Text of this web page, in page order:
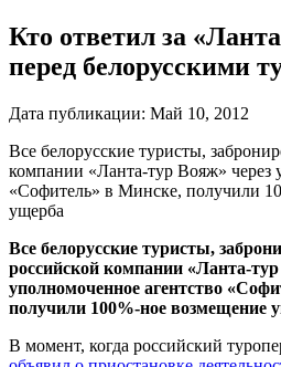
Кто ответил за
перед белорусскими
Дата публикации: Май 10, 2012
Все белорусские туристы,
компании «Ланта-тур Вояж» через
«Софитель» в Минске, получили
ущерба
Все белорусские туристы,
российской компании «Ланта-
уполномоченное агентство
получили 100%-ное возмещение
В момент, когда российский